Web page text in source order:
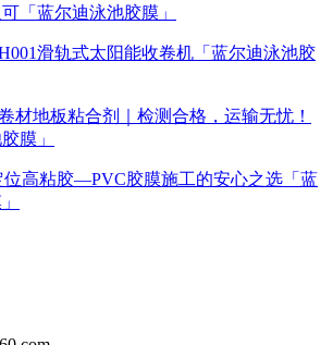
「蓝尔迪泳池胶膜」
滑轨式太阳能收卷机「蓝尔迪泳池胶
材地板粘合剂｜检测合格，运输无忧！
膜」
位高粘胶—PVC胶膜施工的安心之选「蓝